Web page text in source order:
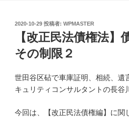
投
2020-10-29 投稿者: WPMASTER
【改正民法債権法】
その制限２
世田谷区砧で車庫証明、相続、遺
キュリティコンサルタントの長谷
今回は、【改正民法債権編】に関